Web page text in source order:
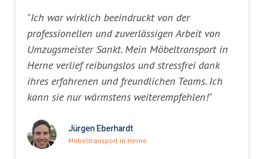
"Ich war wirklich beeindruckt von der
professionellen und zuverlässigen Arbeit von
Umzugsmeister Sankt. Mein Möbeltransport in
Herne verlief reibungslos und stressfrei dank
ihres erfahrenen und freundlichen Teams. Ich
kann sie nur wärmstens weiterempfehlen!"
Jürgen Eberhardt
Möbeltransport in Herne